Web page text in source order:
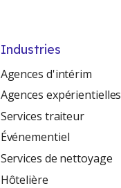
Industries
Agences d'intérim
Agences expérientielles
Services traiteur
Événementiel
Services de nettoyage
Hôtelière